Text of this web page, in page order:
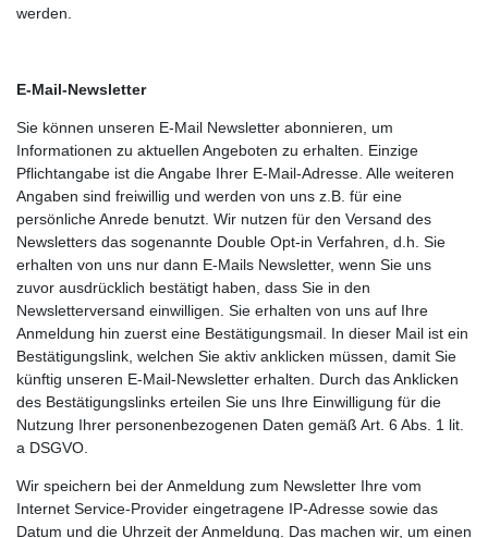
werden.
E-Mail-Newsletter
Sie können unseren E-Mail Newsletter abonnieren, um
Informationen zu aktuellen Angeboten zu erhalten. Einzige
Pflichtangabe ist die Angabe Ihrer E-Mail-Adresse. Alle weiteren
Angaben sind freiwillig und werden von uns z.B. für eine
persönliche Anrede benutzt. Wir nutzen für den Versand des
Newsletters das sogenannte Double Opt-in Verfahren, d.h. Sie
erhalten von uns nur dann E-Mails Newsletter, wenn Sie uns
zuvor ausdrücklich bestätigt haben, dass Sie in den
Newsletterversand einwilligen. Sie erhalten von uns auf Ihre
Anmeldung hin zuerst eine Bestätigungsmail. In dieser Mail ist ein
Bestätigungslink, welchen Sie aktiv anklicken müssen, damit Sie
künftig unseren E-Mail-Newsletter erhalten. Durch das Anklicken
des Bestätigungslinks erteilen Sie uns Ihre Einwilligung für die
Nutzung Ihrer personenbezogenen Daten gemäß Art. 6 Abs. 1 lit.
a DSGVO.
Wir speichern bei der Anmeldung zum Newsletter Ihre vom
Internet Service-Provider eingetragene IP-Adresse sowie das
Datum und die Uhrzeit der Anmeldung. Das machen wir, um einen